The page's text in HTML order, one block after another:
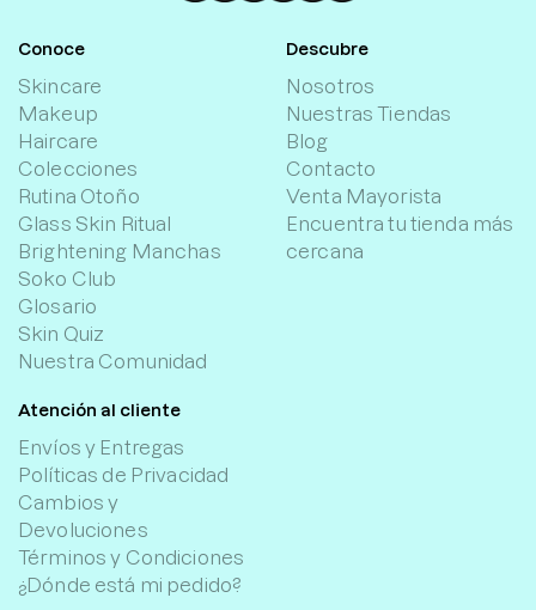
Conoce
Skincare
Makeup
Haircare
Colecciones
Rutina Otoño
Glass Skin Ritual
Brightening Manchas
Soko Club
Glosario
Skin Quiz
Nuestra Comunidad
Descubre
Nosotros
Nuestras Tiendas
Blog
Contacto
Venta Mayorista
Encuentra tu tienda más
cercana
Atención al cliente
Envíos y Entregas
Políticas de Privacidad
Cambios y
Devoluciones
Términos y Condiciones
¿Dónde está mi pedido?